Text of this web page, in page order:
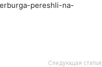
pereshli-na-
Следующая статья